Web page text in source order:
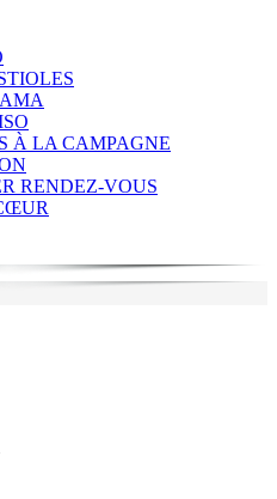
À LA CAMPAGNE
RENDEZ-VOUS